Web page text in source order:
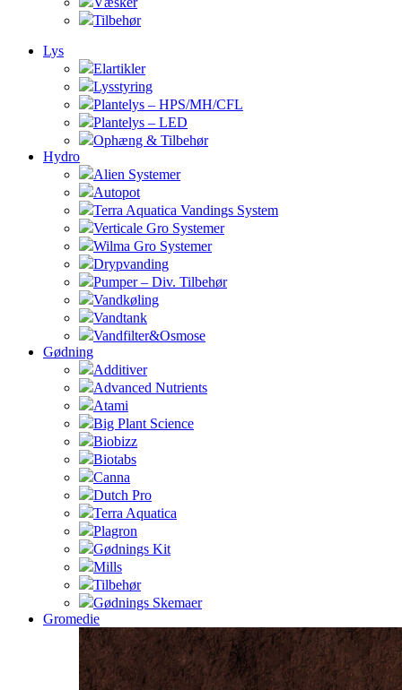
Tilbehør
Lys
Elartikler
Lysstyring
Plantelys – HPS/MH/CFL
Plantelys – LED
Ophæng & Tilbehør
Hydro
Alien Systemer
Autopot
Terra Aquatica Vandings System
Verticale Gro Systemer
Wilma Gro Systemer
Drypvanding
Pumper – Div. Tilbehør
Vandkøling
Vandtank
Vandfilter&Osmose
Gødning
Additiver
Advanced Nutrients
Atami
Big Plant Science
Biobizz
Biotabs
Canna
Dutch Pro
Terra Aquatica
Plagron
Gødnings Kit
Mills
Tilbehør
Gødnings Skemaer
Gromedie